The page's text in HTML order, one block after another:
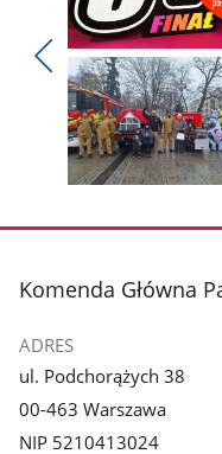
Pokaż
poprzednie
zdjęcia
Pokaż
zdjęcie
1
z
galerii.
zdjęcie
galerii.
stopka
Komenda Główna
ADRES
ul. Podchorążych 38
00-463 Warszawa
NIP 5210413024